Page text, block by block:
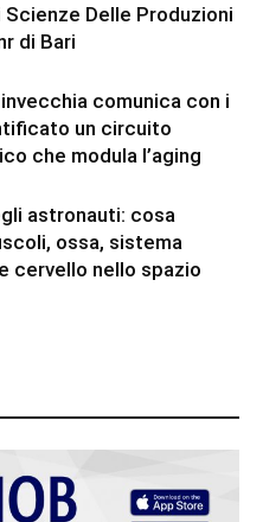
Scienze Delle Produzioni
di Bari
comunica con i
un circuito
che modula l’aging
astronauti: cosa
ossa, sistema
cervello nello spazio